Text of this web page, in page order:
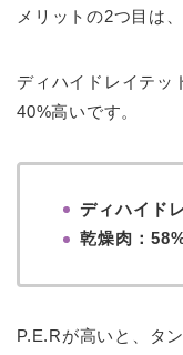
メリットの2つ目は、
ディハイドレイテッ
40%高いです。
ディハイド
乾燥肉：
P.E.Rが高いと、タ